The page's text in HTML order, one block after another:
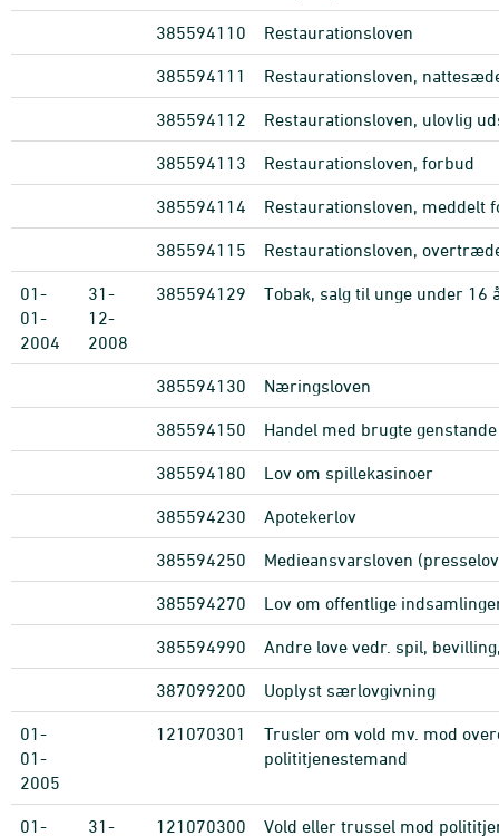
385594110 Restaurationsloven
385594111 Restaurationsloven,
385594112 Restaurationsloven, ulovlig
385594113 Restaurationsloven, forbud
385594114 Restaurationsloven, meddelt
385594115 Restaurationsloven,
01-
01-
2004
31-
12-
2008
385594129 Tobak, salg til unge under 16
385594130 Næringsloven
385594150 Handel med brugte genstande
385594180 Lov om spillekasinoer
385594230 Apotekerlov
385594250 Medieansvarsloven
385594270 Lov om offentlige
385594990 Andre love vedr. spil,
387099200 Uoplyst særlovgivning
01-
01-
2005
121070301
Trusler om vold mv. mod
polititjenestemand
01- 31- 121070300 Vold eller trussel mod